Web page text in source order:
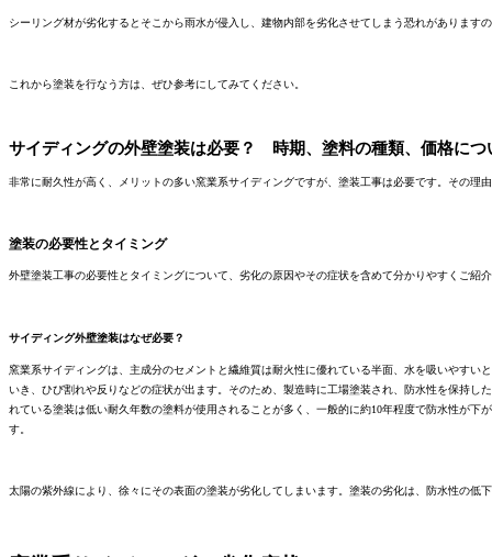
シーリング材が劣化するとそこから雨水が侵入し、建物内部を劣化させてしまう恐れがあります
これから塗装を行なう方は、ぜひ参考にしてみてください。
サイディングの外壁塗装は必要？ 時期、塗料の種類、価格につ
非常に耐久性が高く、メリットの多い窯業系サイディングですが、塗装工事は必要です。その理
塗装の必要性とタイミング
外壁塗装工事の必要性とタイミングについて、劣化の原因やその症状を含めて分かりやすくご紹
サイディング外壁塗装はなぜ必要？
窯業系サイディングは、主成分のセメントと繊維質は耐火性に優れている半面、水を吸いやすい
いき、ひび割れや反りなどの症状が出ます。そのため、製造時に工場塗装され、防水性を保持し
れている塗装は低い耐久年数の塗料が使用されることが多く、一般的に約10年程度で防水性が下
す。
太陽の紫外線により、徐々にその表面の塗装が劣化してしまいます。塗装の劣化は、防水性の低